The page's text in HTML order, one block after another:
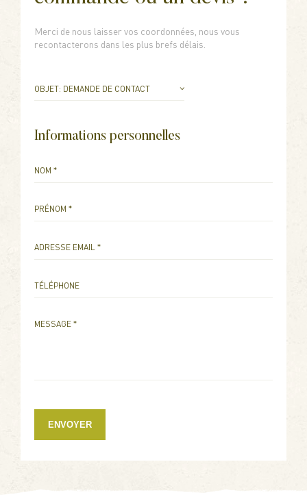
Merci de nous laisser vos coordonnées, nous vous
recontacterons dans les plus brefs délais.
OBJET: DEMANDE DE CONTACT
OBJET: DEMANDE DE DEVIS
Informations personnelles